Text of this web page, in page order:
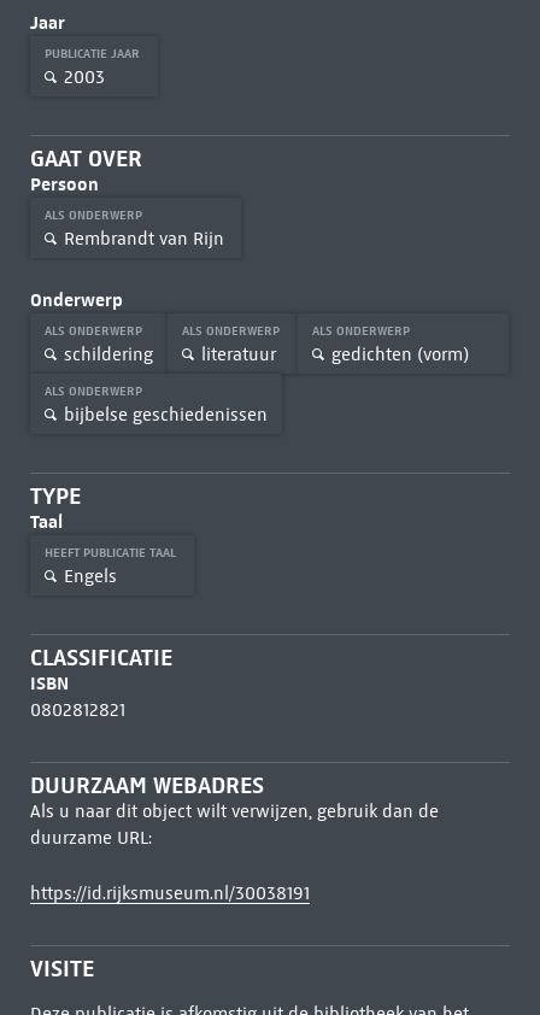
Jaar
PUBLICATIE JAAR
2003
GAAT OVER
Persoon
ALS ONDERWERP
Rembrandt van Rijn
Onderwerp
ALS ONDERWERP
schildering
ALS ONDERWERP
literatuur
ALS ONDERWERP
gedichten (vorm)
ALS ONDERWERP
bijbelse geschiedenissen
TYPE
Taal
HEEFT PUBLICATIE TAAL
Engels
CLASSIFICATIE
ISBN
0802812821
DUURZAAM WEBADRES
Als u naar dit object wilt verwijzen, gebruik dan de
duurzame URL:
https://id.rijksmuseum.nl/30038191
VISITE